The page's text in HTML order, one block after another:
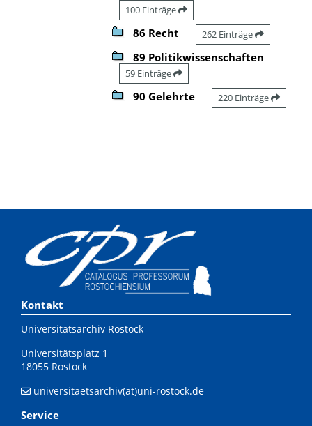
100 Einträge
86 Recht 262 Einträge
89 Politikwissenschaften
59 Einträge
90 Gelehrte 220 Einträge
Kontakt
Universitätsarchiv Rostock
Universitätsplatz 1
18055 Rostock
universitaetsarchiv(at)uni-rostock.de
Service